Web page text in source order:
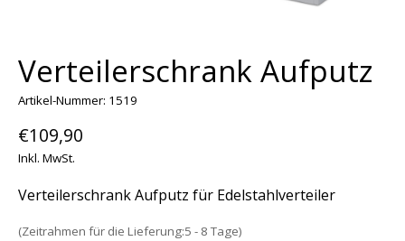
Verteilerschrank Aufputz
Artikel-Nummer: 1519
€109,90
Inkl. MwSt.
Verteilerschrank Aufputz für Edelstahlverteiler
(Zeitrahmen für die Lieferung:5 - 8 Tage)